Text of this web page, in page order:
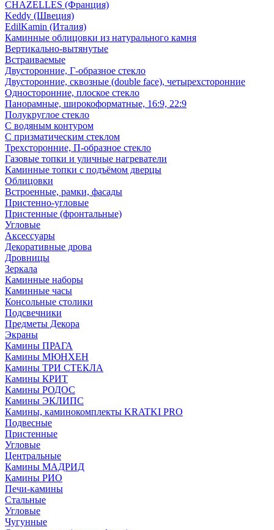
CHAZELLES (Франция)
Keddy (Швеция)
EdilKamin (Италия)
Каминные облицовки из натурального камня
Вертикально-вытянутые
Встраиваемые
Двусторонние, Г-образное стекло
Двусторонние, сквозные (double face), четырехсторонние
Односторонние, плоское стекло
Панорамные, широкоформатные, 16:9, 22:9
Полукруглое стекло
С водяным контуром
С призматическим стеклом
Трехсторонние, П-образное стекло
Газовые топки и уличные нагреватели
Каминные топки с подъёмом дверцы
Облицовки
Встроенные, рамки, фасады
Пристенно-угловые
Пристенные (фронтальные)
Угловые
Аксессуары
Декоративные дрова
Дровницы
Зеркала
Каминные наборы
Каминные часы
Консольные столики
Подсвечники
Предметы Декора
Экраны
Камины ПРАГА
Камины МЮНХЕН
Камины ТРИ СТЕКЛА
Камины КРИТ
Камины РОДОС
Камины ЭКЛИПС
Камины, каминокомплекты KRATKI PRO
Подвесные
Пристенные
Угловые
Центральные
Камины МАДРИД
Камины РИО
Печи-камины
Стальные
Угловые
Чугунные